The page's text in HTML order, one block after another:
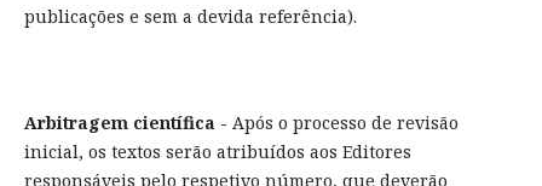
publicações e sem a devida referência).
Arbitragem científica - Após o processo de revisão
inicial, os textos serão atribuídos aos Editores
responsáveis pelo respetivo número, que deverão